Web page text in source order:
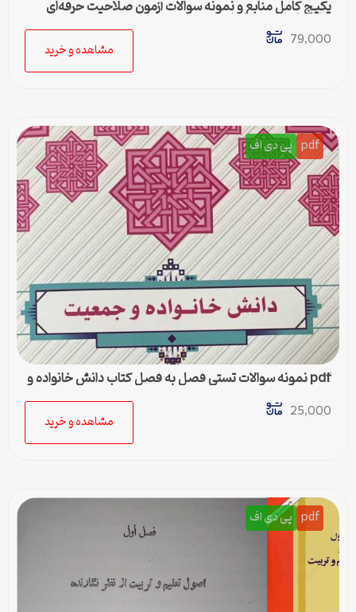
پکیج کامل منابع و نمونه سوالات آزمون صلاحیت حرفه‌ای
روانشناسان و مشاوران
79,000
مشاهده و خرید
pdf پی دی اف
pdf نمونه سوالات تستی فصل به فصل کتاب دانش خانواده و
جمعیت
25,000
مشاهده و خرید
pdf پی دی اف